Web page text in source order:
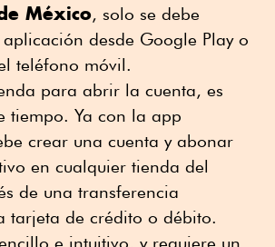
México, solo se debe
desde Google Play o
teléfono móvil.
para abrir la cuenta, es
tiempo. Ya con la app
crear una cuenta y abonar
en cualquier tienda del
de una transferencia
tarjeta de crédito o débito.
e intuitivo, y requiere un